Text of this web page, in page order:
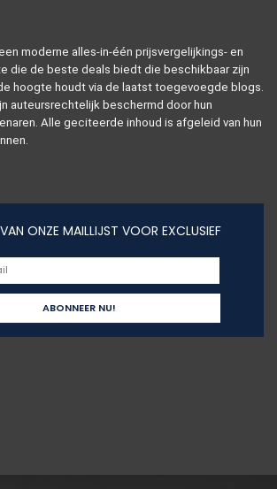
moderne alles-in-één prijsvergelijkings- en
die de beste deals biedt die beschikbaar zijn
hoogte houdt via de laatst toegevoegde blogs.
auteursrechtelijk beschermd door hun
Alle geciteerde inhoud is afgeleid van hun
ONZE MAILLIJST VOOR EXCLUSIEF